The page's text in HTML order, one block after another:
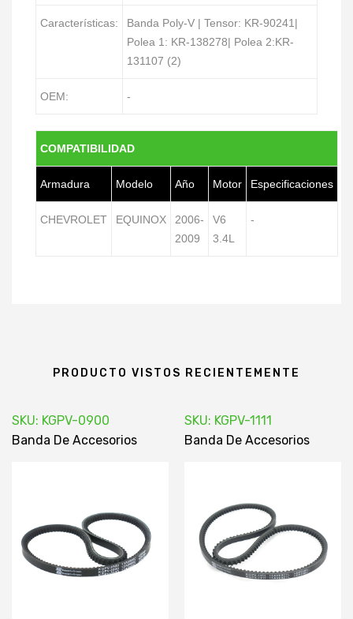
Características:
Banda Poly-V | Tensor: KR-90241|
Polea 1: KR-138278| Polea 2:KR-
131107 (2)
OEM: -
COMPATIBILIDAD
Armadura Modelo Año Motor Especificaciones
CHEVROLET EQUINOX
2006-
2009
V6
3.4L
-
PRODUCTO VISTOS RECIENTEMENTE
SKU: KGPV-0900
Banda De Accesorios
SKU: KGPV-1111
Banda De Accesorios